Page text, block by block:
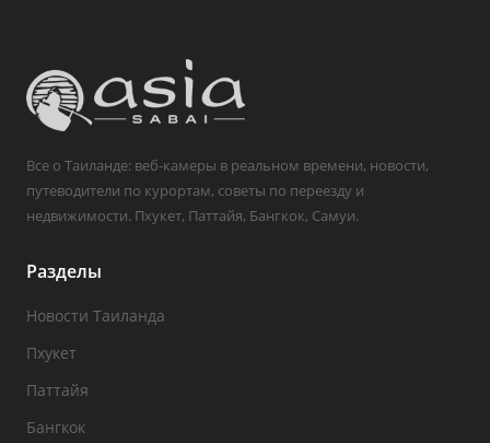
Все о Таиланде: веб-камеры в реальном времени, новости,
путеводители по курортам, советы по переезду и
недвижимости. Пхукет, Паттайя, Бангкок, Самуи.
Разделы
Новости Таиланда
Пхукет
Паттайя
Бангкок